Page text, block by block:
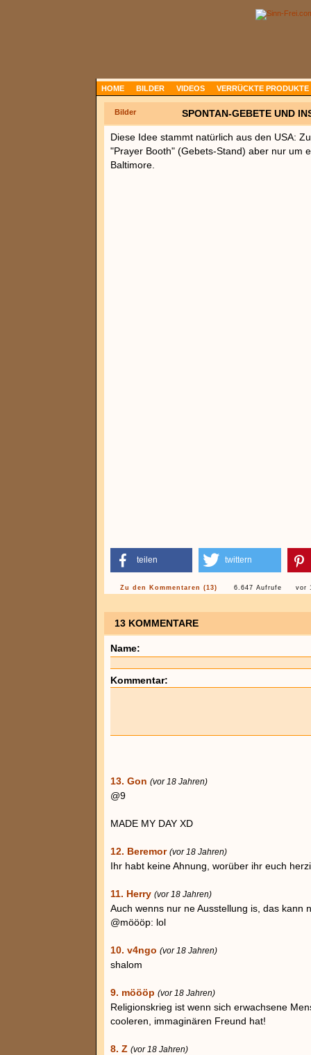
HOME BILDER VIDEOS VERRÜCKTE PRODUKTE
Bilder SPONTAN-GEBETE UND
Diese Idee stammt natürlich aus den USA:
"Prayer Booth" (Gebets-Stand) aber nur um
Baltimore.
teilen twittern
Zu den Kommentaren (13) 6.647 Aufrufe vor
13 KOMMENTARE
Name:
Kommentar:
13. Gon (vor 18 Jahren)
@9
MADE MY DAY XD
12. Beremor (vor 18 Jahren)
Ihr habt keine Ahnung, worüber ihr euch
11. Herry (vor 18 Jahren)
Auch wenns nur ne Ausstellung is, das kann
@möööp: lol
10. v4ngo (vor 18 Jahren)
shalom
9. möööp (vor 18 Jahren)
Religionskrieg ist wenn sich erwachsene
cooleren, immaginären Freund hat!
8. Z (vor 18 Jahren)